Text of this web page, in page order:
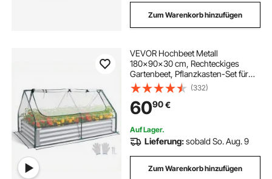
Zum Warenkorb hinzufügen
VEVOR Hochbeet Metall
180x90x30 cm, Rechteckiges
Gartenbeet, Pflanzkasten-Set für
den Außenbereich, Gemüsebeet mit
Gewächshausabdeckung &
Handschuhen, Blumenbeet,
Pflanzbeet für Blumen & Gemüse
(332)
6090€
Auf Lager.
Lieferung:sobald So. Aug. 9
Zum Warenkorb hinzufügen